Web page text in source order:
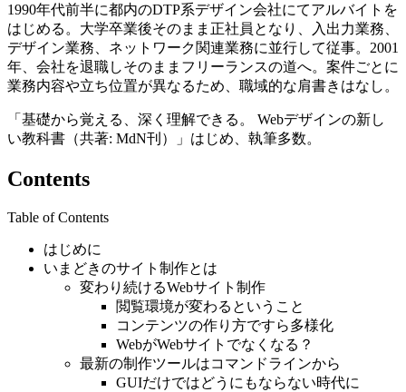
1990年代前半に都内のDTP系デザイン会社にてアルバイトを
はじめる。大学卒業後そのまま正社員となり、入出力業務、
デザイン業務、ネットワーク関連業務に並行して従事。2001
年、会社を退職しそのままフリーランスの道へ。案件ごとに
業務内容や立ち位置が異なるため、職域的な肩書きはなし。
「基礎から覚える、深く理解できる。 Webデザインの新し
い教科書（共著: MdN刊）」はじめ、執筆多数。
Contents
Table of Contents
はじめに
いまどきのサイト制作とは
変わり続けるWebサイト制作
閲覧環境が変わるということ
コンテンツの作り方ですら多様化
WebがWebサイトでなくなる？
最新の制作ツールはコマンドラインから
GUIだけではどうにもならない時代に